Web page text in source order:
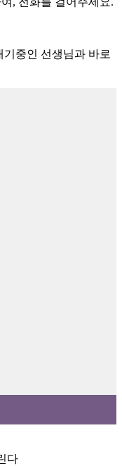
기중인 선생님과 바로
다